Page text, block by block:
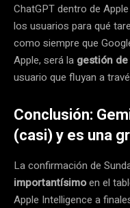
ChatGPT dentro de
los usuarios para qué
como siempre que
Apple, será la gestión
usuario que fluyan a
Conclusión:
(casi) y es una
La confirmación de
importantísimoen el
Apple Intelligence a